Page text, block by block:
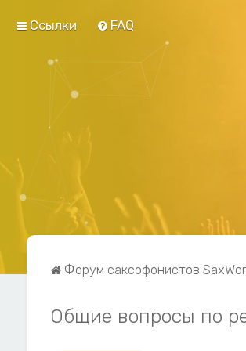
Ссылки FAQ
Форум саксофонистов
Общие вопросы по